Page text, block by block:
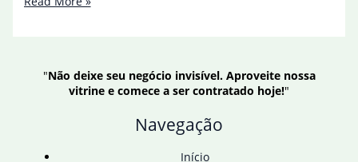
conter
"Não deixe seu negócio invisível. Aproveite nossa
vitrine e comece a ser contratado hoje!"
Navegação
Início